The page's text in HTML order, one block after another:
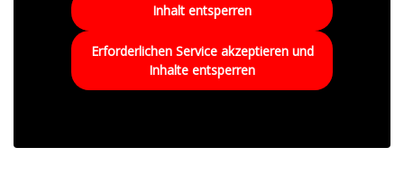
Inhalt entsperren
Erforderlichen Service akzeptieren und
Inhalte entsperren